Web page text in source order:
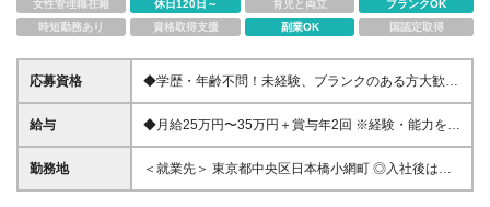
女性管理職在籍
休日120日～ 育児と両立
ブランクOK
時短勤務あり
資格取得支援 副業OK 国認定取得
応募資格
◆学歴・年齢不問！未経験、ブランクのある方大歓
迎！ ◆PCで簡単な文字入力ができる方 ＼1つでも当
てはまれば大歓迎！／ □年齢・ブランクを気にせず正
挑戦したい □残業なしで、体力的に無理なく定年まで
長く働きたい
給与
◆月給25万円〜35万円＋賞与年2回 ※経験・能力を考
慮の上、決定いたします。 ※残業代は別途全額支給い
たします。 ※試用期間3ヶ月（期間中の条件に差異な
勤務地
＜就業先＞ 東京都中央区日本橋小網町 ◎入社後は当
社が業務を請け負っている就業先での勤務となりま